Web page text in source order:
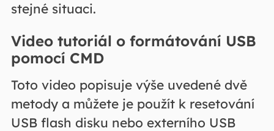
stejné situaci.
Video tutoriál o formátování USB
pomocí CMD
Toto video popisuje výše uvedené dvě
metody a můžete je použít k resetování
USB flash disku nebo externího USB